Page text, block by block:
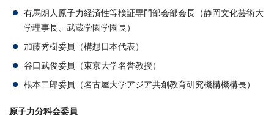
有馬朗人原子力経済性等検証専門部会部会長（静岡文化芸術大
学理事長、武蔵学園学園長）
加藤秀樹委員（構想日本代表）
谷口武俊委員（東京大学名誉教授）
根本二郎委員（名古屋大学アジア共創教育研究機構機構長）
原子力分科会委員